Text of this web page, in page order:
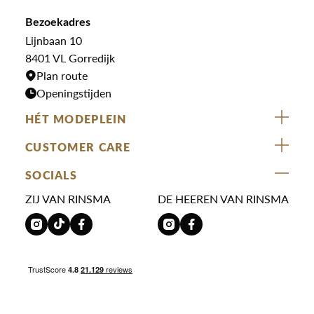
Bekijk alle merken >
Jurken
Rokken
T-shirts
Bezoekadres
Lijnbaan 10
8401 VL Gorredijk
Plan route
Openingstijden
HÉT MODEPLEIN
ZIJ VAN RINSMA
DE HEEREN VAN RINSMA
RINSMA.CONCEPTS
Eten en drinken
Werken bij RINSMA
CUSTOMER CARE
Veelgestelde vragen
Retourneren & Ruilen
Betaalmethoden
Contact
SOCIALS
ZIJ VAN RINSMA
DE HEEREN VAN RINSMA